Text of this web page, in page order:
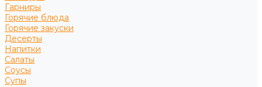
Гарниры
Горячие блюда
Горячие закуски
Десерты
Напитки
Салаты
Соусы
Супы